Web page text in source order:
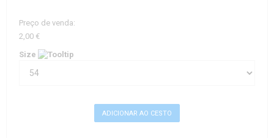
Preço de venda:
2,00 €
Size